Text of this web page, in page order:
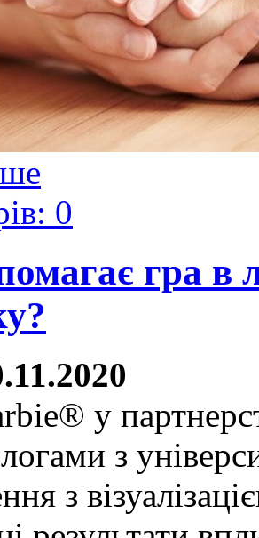
0
гра в
у
з
з